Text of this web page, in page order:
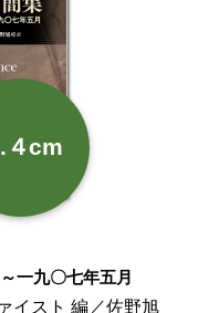
.４cm
一九〇七年五月
イスト 編／佐野旭